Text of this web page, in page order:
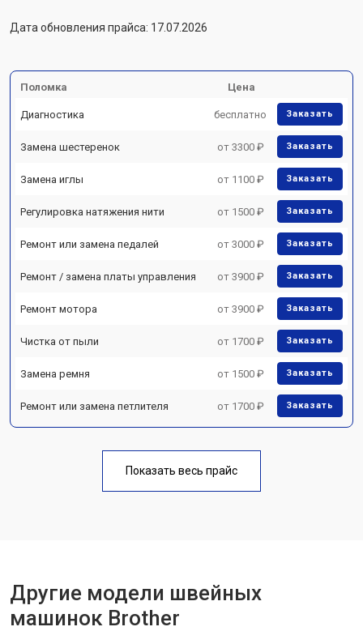
Дата обновления прайса: 17.07.2026
Поломка Цена
Диагностика бесплатно Заказать
Замена шестеренок от 3300 ₽ Заказать
Замена иглы от 1100 ₽ Заказать
Регулировка натяжения нити от 1500 ₽ Заказать
Ремонт или замена педалей от 3000 ₽ Заказать
Ремонт / замена платы управления от 3900 ₽ Заказать
Ремонт мотора от 3900 ₽ Заказать
Чистка от пыли от 1700 ₽ Заказать
Замена ремня от 1500 ₽ Заказать
Ремонт или замена петлителя от 1700 ₽ Заказать
Показать весь прайс
Другие модели швейных
машинок Brother